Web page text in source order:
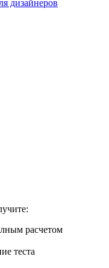
дизайнеров
расчетом
теста